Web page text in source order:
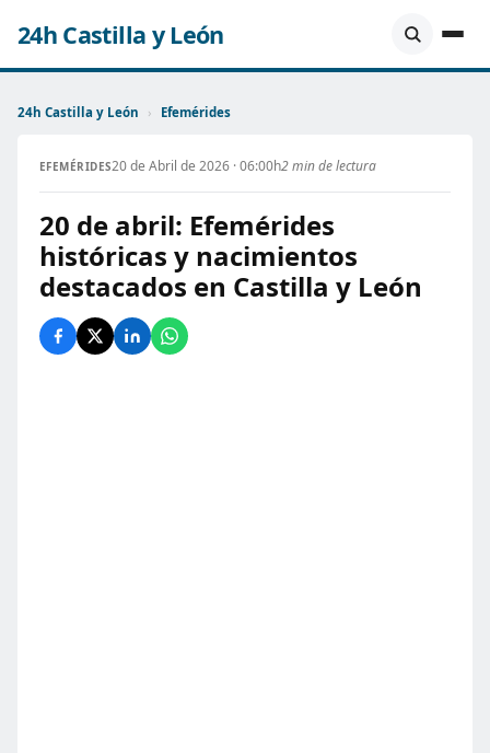
24h Castilla y León
24h Castilla y León › Efemérides
EFEMÉRIDES20 de Abril de 2026 · 06:00h2 min de lectura
20 de abril: Efemérides
históricas y nacimientos
destacados en Castilla y León